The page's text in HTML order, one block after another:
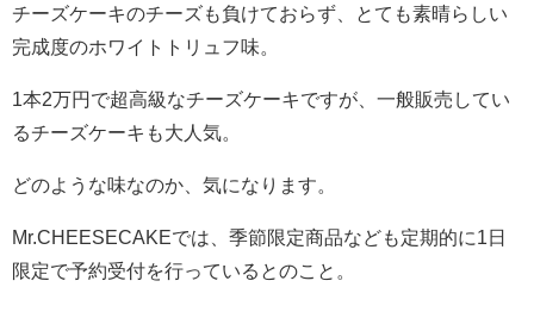
チーズケーキのチーズも負けておらず、とても素晴らしい
完成度のホワイトトリュフ味。
1本2万円で超高級なチーズケーキですが、一般販売してい
るチーズケーキも大人気。
どのような味なのか、気になります。
Mr.CHEESECAKEでは、季節限定商品なども定期的に1日
限定で予約受付を行っているとのこと。